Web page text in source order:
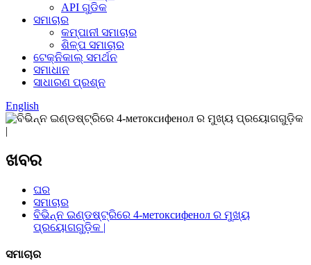
API ଗୁଡିକ
ସମାଚାର
କମ୍ପାନୀ ସମାଚାର
ଶିଳ୍ପ ସମାଚାର
ଟେକ୍ନିକାଲ୍ ସମର୍ଥନ
ସମାଧାନ
ସାଧାରଣ ପ୍ରଶ୍ନ
English
ଖବର
ଘର
ସମାଚାର
ବିଭିନ୍ନ ଇଣ୍ଡଷ୍ଟ୍ରିରେ 4-метоксифенол ର ମୁଖ୍ୟ
ପ୍ରୟୋଗଗୁଡ଼ିକ |
ସମାଚାର